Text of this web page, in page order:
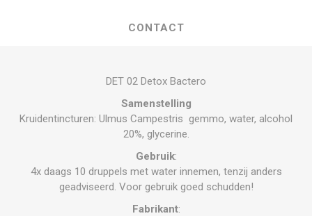
CONTACT
DET 02 Detox Bactero
Samenstelling
Kruidentincturen: Ulmus Campestris gemmo, water, alcohol
20%, glycerine.
Gebruik:
4x daags 10 druppels met water innemen, tenzij anders
geadviseerd. Voor gebruik goed schudden!
Fabrikant: